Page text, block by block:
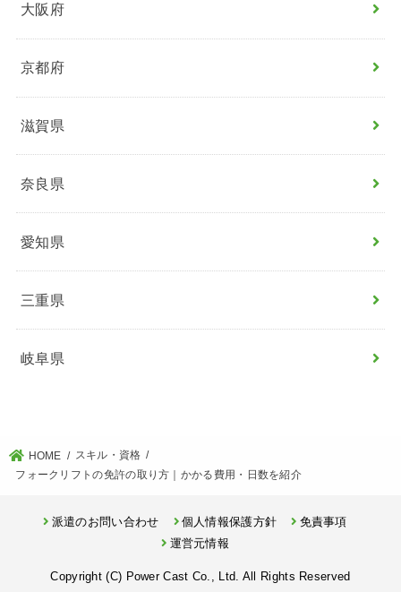
大阪府
京都府
滋賀県
奈良県
愛知県
三重県
岐阜県
HOME
スキル・資格
フォークリフトの免許の取り方｜かかる費用・日数を紹介
派遣のお問い合わせ 個人情報保護方針
免責事項
運営元情報
Copyright (C) Power Cast Co., Ltd. All Rights Reserved